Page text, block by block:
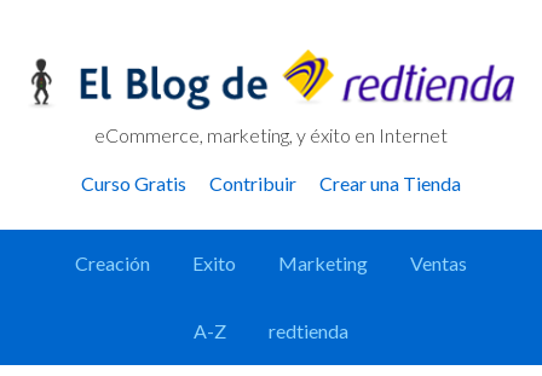
links
primary
content
primary
eCommerce, marketing, y éxito en Internet
Header
Curso Gratis Contribuir Crear una Tienda
MainCreación Exito Marketing Ventas
A-Z redtienda